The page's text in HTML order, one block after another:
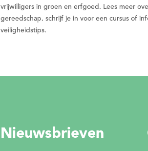
vrijwilligers in groen en erfgoed. Lees meer
gereedschap, schrijf je in voor een cursus of
veiligheidstips.
Nieuwsbrieven